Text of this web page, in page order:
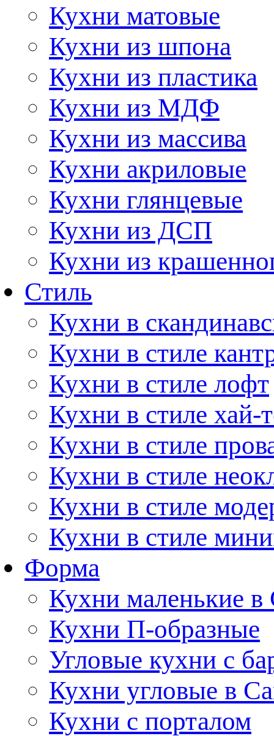
Кухни матовые
Кухни из шпона
Кухни из пластика
Кухни из МДФ
Кухни из массива
Кухни акриловые
Кухни глянцевые
Кухни из ДСП
Кухни из
Стиль
Кухни в
Кухни в стиле
Кухни в стиле лофт
Кухни в стиле хай-
Кухни в стиле
Кухни в стиле
Кухни в стиле
Кухни в стиле
Форма
Кухни маленькие в
Кухни П-образные
Угловые кухни с
Кухни угловые в
Кухни с порталом